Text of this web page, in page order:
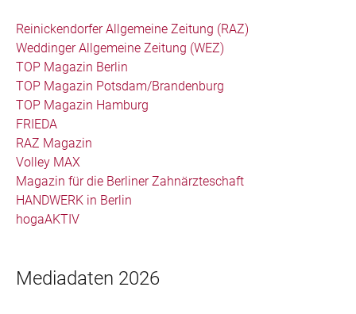
Reinickendorfer Allgemeine Zeitung (RAZ)
Weddinger Allgemeine Zeitung (WEZ)
TOP Magazin Berlin
TOP Magazin Potsdam/Brandenburg
TOP Magazin Hamburg
FRIEDA
RAZ Magazin
Volley MAX
Magazin für die Berliner Zahnärzteschaft
HANDWERK in Berlin
hogaAKTIV
Mediadaten 2026